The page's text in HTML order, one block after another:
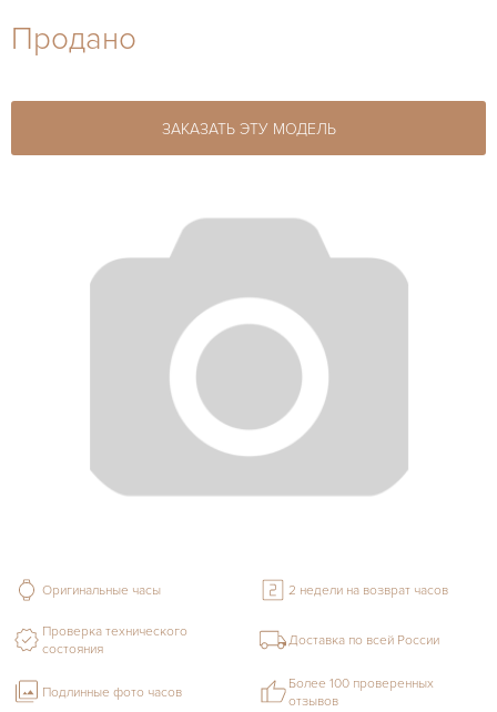
27-44
Продано
ЗАКАЗАТЬ ЭТУ МОДЕЛЬ
Оригинальные часы 2 недели на возврат часов
Проверка технического
состояния
Доставка по всей России
Подлинные фото часов
Более 100 проверенных
отзывов